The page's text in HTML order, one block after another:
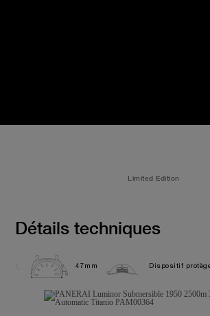
Limited Edition
Détails techniques
47mm Dispositif